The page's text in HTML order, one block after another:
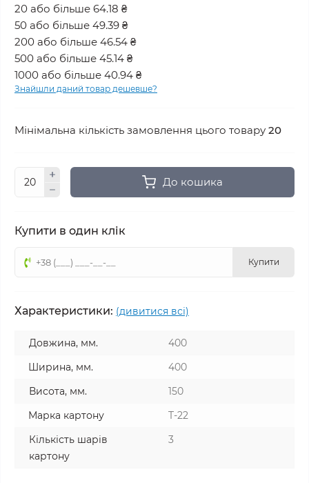
20 або більше 64.18 ₴
50 або більше 49.39 ₴
200 або більше 46.54 ₴
500 або більше 45.14 ₴
1000 або більше 40.94 ₴
Знайшли даний товар дешевше?
Мінімальна кількість замовлення цього товару 20
До кошика
Купити в один клік
Купити
Характеристики: (дивитися всі)
Довжина, мм.
400
Ширина, мм.
400
Висота, мм.
150
Марка картону
T-22
Кількість шарів
картону
3